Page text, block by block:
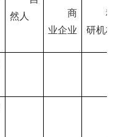
然人
商
业企业
研机